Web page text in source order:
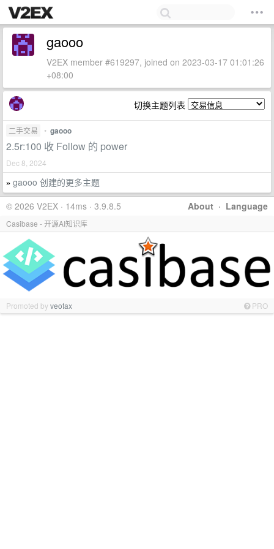
gaooo
V2EX member #619297, joined on 2023-03-17 01:01:26
+08:00
切换主题列表
二手交易 • gaooo
2.5r:100 收 Follow 的 power
Dec 8, 2024
» gaooo 创建的更多主题
About · Language
© 2026 V2EX · 14ms · 3.9.8.5
Casibase - 开源AI知识库
Promoted byveotax PRO